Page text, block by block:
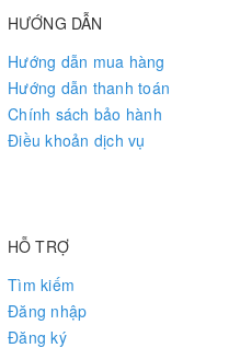
HƯỚNG DẪN
Hướng dẫn mua hàng
Hướng dẫn thanh toán
Chính sách bảo hành
Điều khoản dịch vụ
HỖ TRỢ
Tìm kiếm
Đăng nhập
Đăng ký